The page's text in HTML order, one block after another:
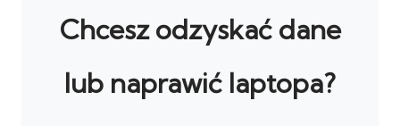
Chcesz odzyskać dane
lub naprawić laptopa?